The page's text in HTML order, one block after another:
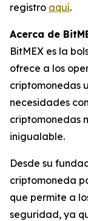
registro aquí.
Acerca de
BitMEX es la
ofrece a los
criptomonedas
necesidades
criptomonedas
inigualable.
Desde su
criptomoneda
que permite a
seguridad, ya